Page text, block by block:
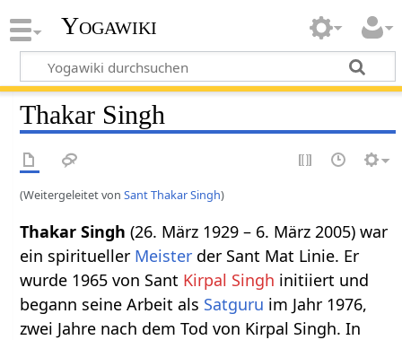
Yogawiki
Thakar Singh
(Weitergeleitet vonSant Thakar Singh)
Thakar Singh (26. März 1929 – 6. März 2005) war
ein spiritueller Meister der Sant Mat Linie. Er
wurde 1965 von Sant Kirpal Singh initiiert und
begann seine Arbeit als Satguru im Jahr 1976,
zwei Jahre nach dem Tod von Kirpal Singh. In